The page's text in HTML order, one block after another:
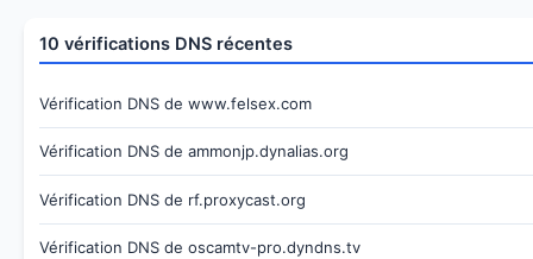
10 vérifications DNS récentes
Vérification DNS de www.felsex.com
Vérification DNS de ammonjp.dynalias.org
Vérification DNS de rf.proxycast.org
Vérification DNS de oscamtv-pro.dyndns.tv